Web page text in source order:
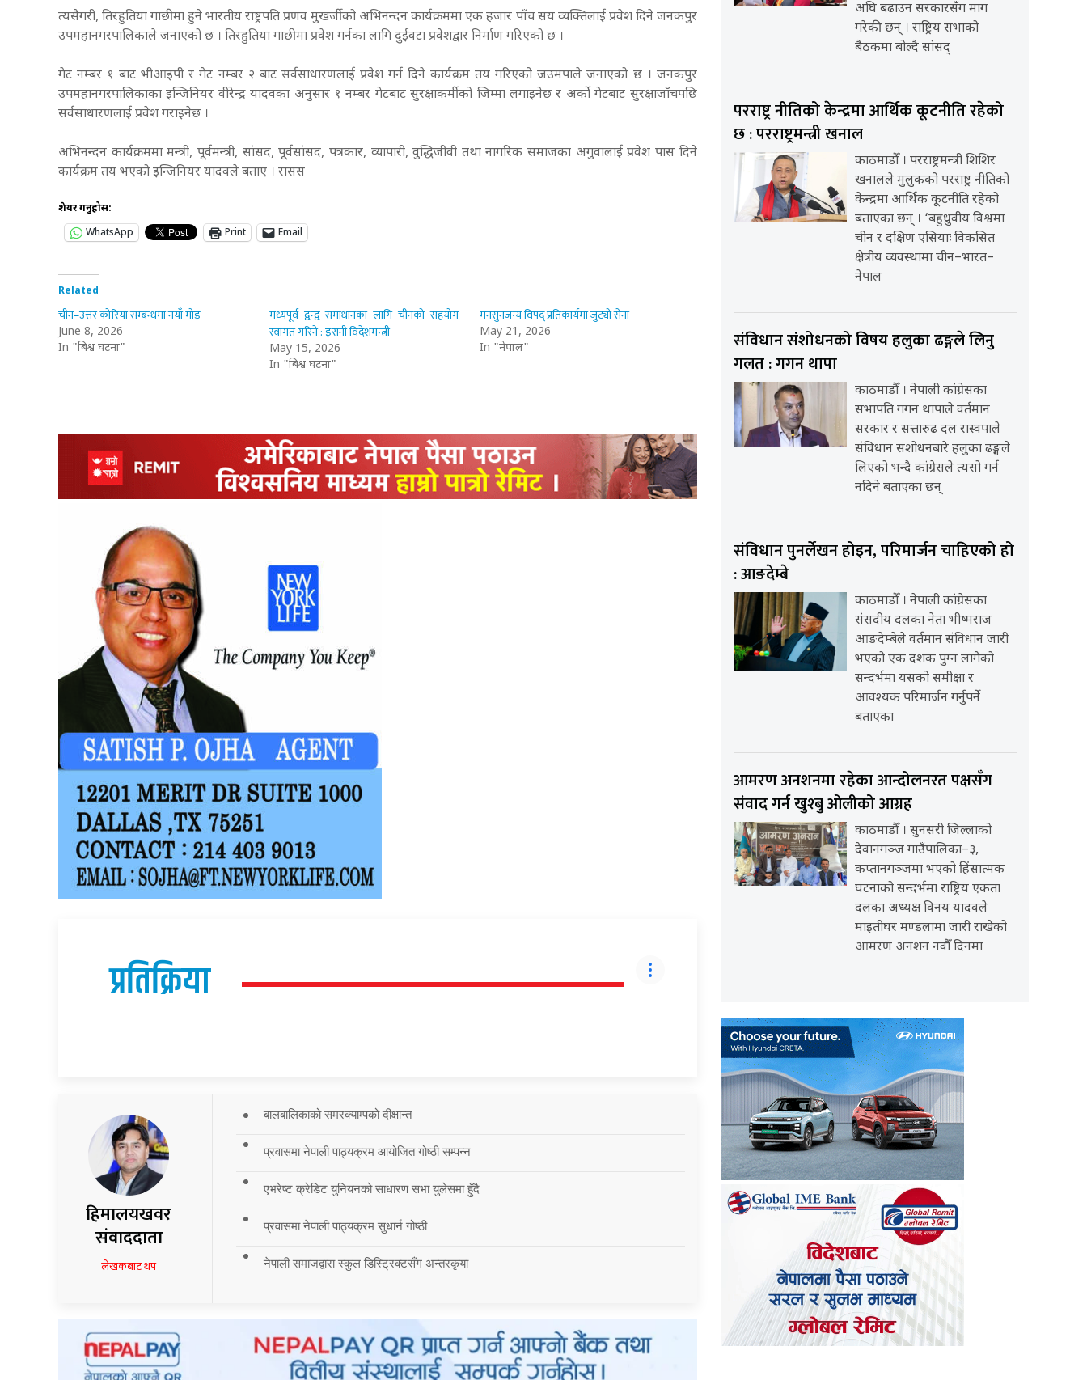
त्यसैगरी, तिरहुतिया गाछीमा हुने भारतीय राष्ट्रपति प्रणव मुखर्जीको अभिनन्दन कार्यक्रममा एक हजार पाँच सय व्यक्तिलाई प्रवेश दिने जनकपुर
उपमहानगरपालिकाले जनाएको छ । तिरहुतिया गाछीमा प्रवेश गर्नका लागि दुईवटा प्रवेशद्वार निर्माण गरिएको छ ।
गेट नम्बर १ बाट भीआइपी र गेट नम्बर २ बाट सर्वसाधारणलाई प्रवेश गर्न दिने कार्यक्रम तय गरिएको जउमपाले जनाएको छ । जनकपुर
उपमहानगरपालिकाका इन्जिनियर वीरेन्द्र यादवका अनुसार १ नम्बर गेटबाट सुरक्षाकर्मीको जिम्मा लगाइनेछ र अर्को गेटबाट सुरक्षाजाँचपछि
सर्वसाधारणलाई प्रवेश गराइनेछ ।
अभिनन्दन कार्यक्रममा मन्त्री, पूर्वमन्त्री, सांसद, पूर्वसांसद, पत्रकार, व्यापारी, वुद्धिजीवी तथा नागरिक समाजका अगुवालाई प्रवेश पास दिने
कार्यक्रम तय भएको इन्जिनियर यादवले बताए । रासस
शेयर गर्नुहोस:
WhatsApp
Print Email
Related
चीन–उत्तर कोरिया सम्बन्धमा नयाँ मोड
June 8, 2026
In "बिश्व घटना"
मध्यपूर्व द्वन्द्व समाधानका लागि चीनको सहयोग
स्वागत गरिने : इरानी विदेशमन्त्री
May 15, 2026
In "बिश्व घटना"
मनसुनजन्य विपद् प्रतिकार्यमा जुट्यो सेना
May 21, 2026
In "नेपाल"
प्रतिक्रिया
हिमालयखवर
संवाददाता
लेखकबाट थप
बालबालिकाको समरक्याम्पको दीक्षान्त
प्रवासमा नेपाली पाठ्यक्रम आयोजित गोष्ठी सम्पन्न
एभरेष्ट क्रेडिट युनियनको साधारण सभा युलेसमा हुँदै
प्रवासमा नेपाली पाठ्यक्रम सुधार्न गोष्ठी
नेपाली समाजद्वारा स्कुल डिस्ट्रिक्टसँग अन्तरकृया
अघि बढाउन सरकारसँग माग
गरेकी छन् । राष्ट्रिय सभाको
बैठकमा बोल्दै सांसद्
परराष्ट्र नीतिको केन्द्रमा आर्थिक कूटनीति रहेको
छ : परराष्ट्रमन्त्री खनाल
काठमाडौँ । परराष्ट्रमन्त्री शिशिर
खनालले मुलुकको परराष्ट्र नीतिको
केन्द्रमा आर्थिक कूटनीति रहेको
बताएका छन् । ‘बहुध्रुवीय विश्वमा
चीन र दक्षिण एसियाः विकसित
क्षेत्रीय व्यवस्थामा चीन–भारत–
नेपाल
संविधान संशोधनको विषय हलुका ढङ्गले लिनु
गलत : गगन थापा
काठमाडौँ । नेपाली कांग्रेसका
सभापति गगन थापाले वर्तमान
सरकार र सत्तारुढ दल रास्वपाले
संविधान संशोधनबारे हलुका ढङ्गले
लिएको भन्दै कांग्रेसले त्यसो गर्न
नदिने बताएका छन्
संविधान पुनर्लेखन होइन, परिमार्जन चाहिएको हो
: आङदेम्बे
काठमाडौँ । नेपाली कांग्रेसका
संसदीय दलका नेता भीष्मराज
आङदेम्बेले वर्तमान संविधान जारी
भएको एक दशक पुग्न लागेको
सन्दर्भमा यसको समीक्षा र
आवश्यक परिमार्जन गर्नुपर्ने
बताएका
आमरण अनशनमा रहेका आन्दोलनरत पक्षसँग
संवाद गर्न खुश्बु ओलीको आग्रह
काठमाडौँ । सुनसरी जिल्लाको
देवानगञ्ज गाउँपालिका–३,
कप्तानगञ्जमा भएको हिंसात्मक
घटनाको सन्दर्भमा राष्ट्रिय एकता
दलका अध्यक्ष विनय यादवले
माइतीघर मण्डलामा जारी राखेको
आमरण अनशन नवौँ दिनमा